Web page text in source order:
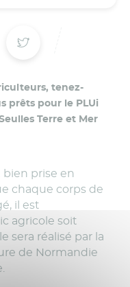
tenez-
prêts pour le PLUi
Terre et Mer
bien prise en
chaque corps de
il est
agricole soit
sera réalisé par la
de Normandie